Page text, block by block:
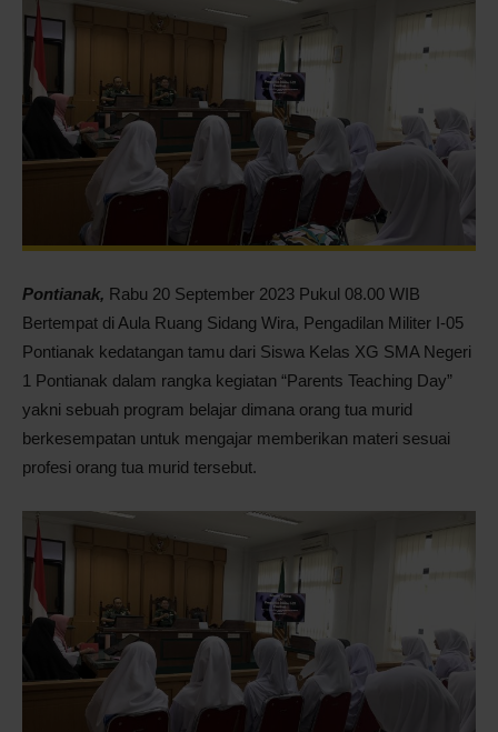
Pontianak
Pontianak, Rabu 20 September 2023 Pukul 08.00 WIB
Bertempat di Aula Ruang Sidang Wira, Pengadilan Militer I-05
Pontianak kedatangan tamu dari Siswa Kelas XG SMA Negeri
1 Pontianak dalam rangka kegiatan “Parents Teaching Day”
yakni sebuah program belajar dimana orang tua murid
berkesempatan untuk mengajar memberikan materi sesuai
profesi orang tua murid tersebut.